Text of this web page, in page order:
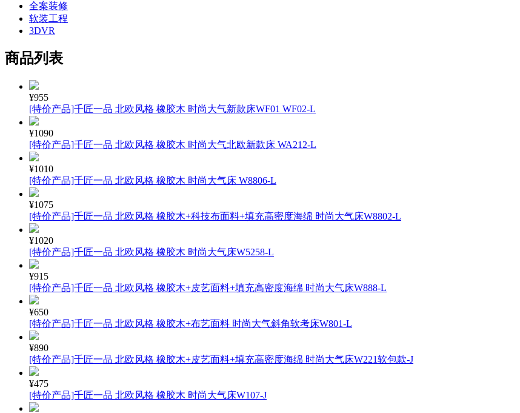
全案装修
软装工程
3DVR
商品列表
¥955
[特价产品]千匠一品 北欧风格 橡胶木 时尚大气新款床WF01 WF02-L
¥1090
[特价产品]千匠一品 北欧风格 橡胶木 时尚大气北欧新款床 WA212-L
¥1010
[特价产品]千匠一品 北欧风格 橡胶木 时尚大气床 W8806-L
¥1075
[特价产品]千匠一品 北欧风格 橡胶木+科技布面料+填充高密度海绵 时尚大气床W8802-L
¥1020
[特价产品]千匠一品 北欧风格 橡胶木 时尚大气床W5258-L
¥915
[特价产品]千匠一品 北欧风格 橡胶木+皮艺面料+填充高密度海绵 时尚大气床W888-L
¥650
[特价产品]千匠一品 北欧风格 橡胶木+布艺面料 时尚大气斜角软考床W801-L
¥890
[特价产品]千匠一品 北欧风格 橡胶木+皮艺面料+填充高密度海绵 时尚大气床W221软包款-J
¥475
[特价产品]千匠一品 北欧风格 橡胶木 时尚大气床W107-J